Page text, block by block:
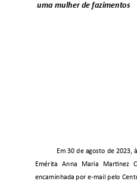
uma mulher de fazimentos
Em 30 de agosto de 2023,
Emérita
Anna Maria Martinez
encaminhada por e-mail pelo